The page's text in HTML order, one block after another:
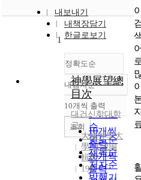
내보내기
내책장담기
한글로보기
정확도순
정확도
순
인기도
순
연도순
제목순
저자순
발행기
내림차순
내림차순
10개씩 출력
10개씩
출력
20개씩
출력
조회
1
神學展望總
目次
대건신학대학
교
大建神學大
學 展望編
輯部
1981